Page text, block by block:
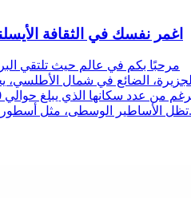
اغمر نفسك في الثقافة
مرحبًا بكم في عالم حيث تلتقي
الضائع في شمال الأطلسي،
الأساطير الوسطى، مثل أسطورة